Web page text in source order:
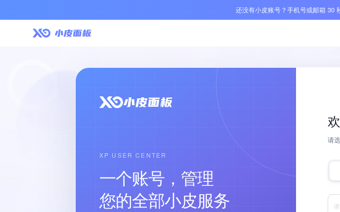
还没有小皮账号？手机号或邮箱 30
XP USER CENTER
一个账号，管理
您的全部小皮服务
请